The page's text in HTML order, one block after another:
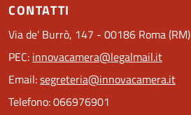
CONTATTI
Via de' Burrò, 147 - 00186 Roma (RM)
PEC: innovacamera@legalmail.it
Email:segreteria@innovacamera.it
Telefono: 066976901